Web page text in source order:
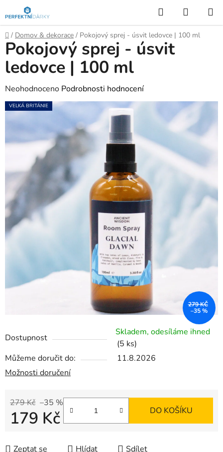
na
obsah
Hledat
KOŠÍK
Domů
/ Domov & dekorace / Pokojový sprej - úsvit ledovce | 100 ml
Dostupnost
Skladem, odesíláme ihned
(5 ks)
Můžeme doručit do:
11.8.2026
Možnosti doručení
279 Kč –35 %
179 Kč DO KOŠÍKU
Zeptat se Hlídat Sdílet
Pokojový sprej - úsvit
ledovce | 100 ml
Průměrné
hodnocení
produktu
0,0
5
hvězdiček.
Neohodnoceno Podrobnosti hodnocení
VELKÁ BRITÁNIE
279 KČ
–35 %